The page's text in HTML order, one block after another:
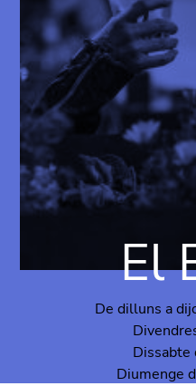
El
De dilluns a
Dissabte
Diumenge